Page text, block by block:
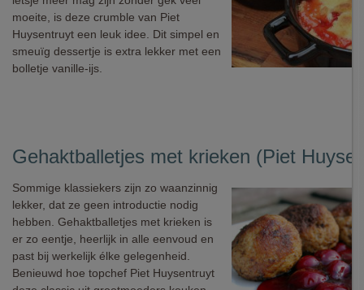
moeite, is deze crumble van Piet
Huysentruyt een leuk idee. Dit simpel en
smeuïg dessertje is extra lekker met een
bolletje vanille-ijs.
Gehaktballetjes met krieken (Piet
Sommige klassiekers zijn zo waanzinnig
lekker, dat ze geen introductie nodig
hebben. Gehaktballetjes met krieken is
er zo eentje, heerlijk in alle eenvoud en
past bij werkelijk élke gelegenheid.
Benieuwd hoe topchef Piet Huysentruyt